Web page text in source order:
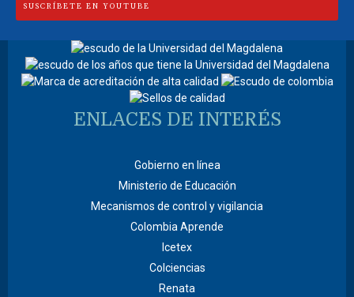
SUSCRÍBETE EN YOUTUBE
ENLACES DE INTERÉS
Gobierno en línea
Ministerio de Educación
Mecanismos de control y vigilancia
Colombia Aprende
Icetex
Colciencias
Renata